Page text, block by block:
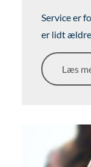
Service er
er lidt ældre.
Læs